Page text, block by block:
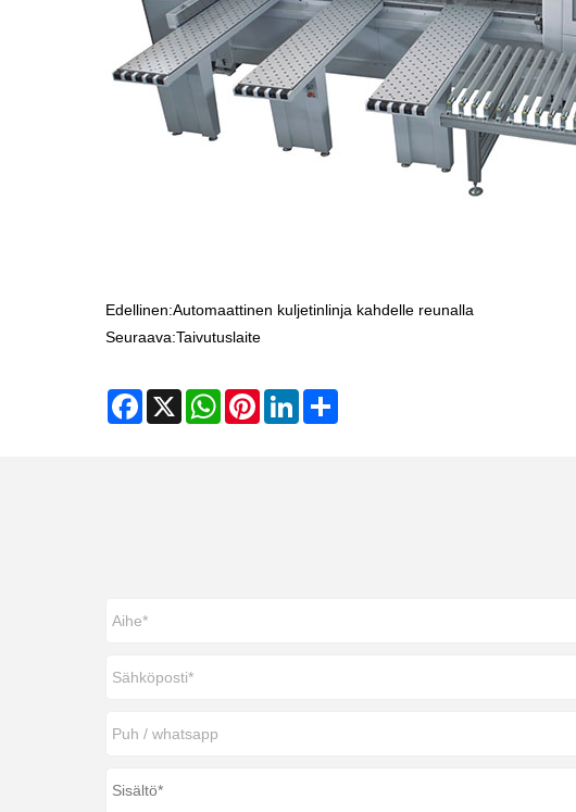
Edellinen:Automaattinen kuljetinlinja kahdelle reunalla
Seuraava:Taivutuslaite
Facebook
X WhatsAppPinterestLinkedIn